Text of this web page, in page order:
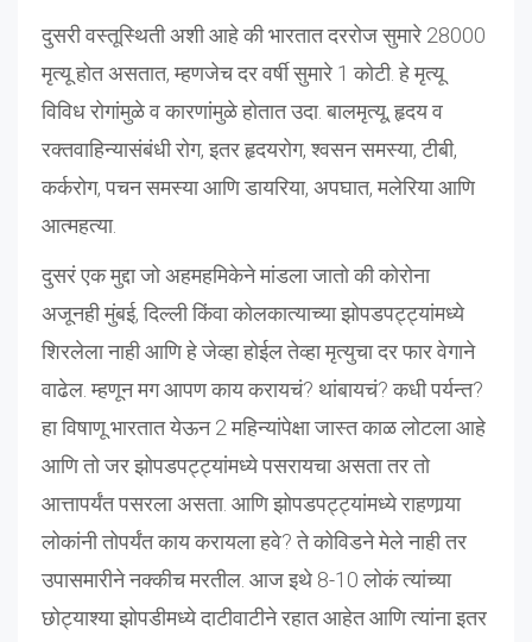
दुसरी वस्तूस्थिती अशी आहे की भारतात दररोज सुमारे 28000
मृत्यू होत असतात, म्हणजेच दर वर्षी सुमारे 1 कोटी. हे मृत्यू
विविध रोगांमुळे व कारणांमुळे होतात उदा. बालमृत्यू, हृदय व
रक्तवाहिन्यासंबंधी रोग, इतर हृदयरोग, श्वसन समस्या, टीबी,
कर्करोग, पचन समस्या आणि डायरिया, अपघात, मलेरिया आणि
आत्महत्या.
दुसरं एक मुद्दा जो अहमहमिकेने मांडला जातो की कोरोना
अजूनही मुंबई, दिल्ली किंवा कोलकात्याच्या झोपडपट्ट्यांमध्ये
शिरलेला नाही आणि हे जेव्हा होईल तेव्हा मृत्युचा दर फार वेगाने
वाढेल. म्हणून मग आपण काय करायचं? थांबायचं? कधी पर्यन्त?
हा विषाणू भारतात येऊन 2 महिन्यांपेक्षा जास्त काळ लोटला आहे
आणि तो जर झोपडपट्ट्यांमध्ये पसरायचा असता तर तो
आत्तापर्यंत पसरला असता. आणि झोपडपट्ट्यांमध्ये राहणार्‍या
लोकांनी तोपर्यंत काय करायला हवे? ते कोविडने मेले नाही तर
उपासमारीने नक्कीच मरतील. आज इथे 8-10 लोकं त्यांच्या
छोट्याश्या झोपडीमध्ये दाटीवाटीने रहात आहेत आणि त्यांना इतर